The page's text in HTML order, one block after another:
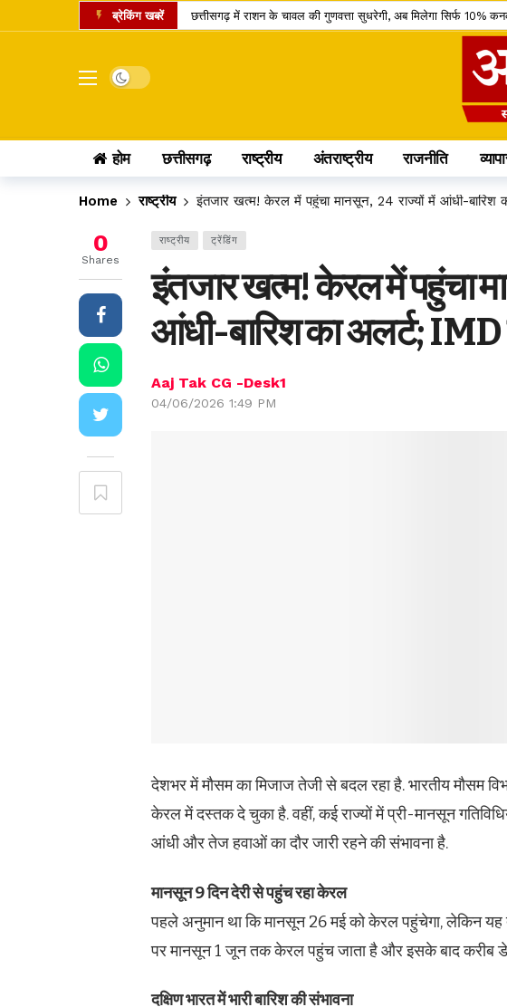
ब्रेकिंग खबरें छत्तीसगढ़ में राशन के चावल की गुणवत्ता सुधरेगी, अब मिलेगा सिर्फ 10%
रायपुर समेत कई जिलों में तेज बारिश की संभावना, IMD ने जारी किया
डोंगरगढ़ BJP मंडल इकाई भंग, 5 कार्यकर्ता निष्कासित; अनुशासन पर बोले
केंद्र का बड़ा फैसला, CNG और PNG में बायोगैस ब्लेंडिंग को कैबिनेट की
UPI पेमेंट पर लगेगा चार्ज? लोकसभा में पास विधेयक के प्रमुख प्रावधान
अतीक अहमद का एक और चिराग बुझा, छोटे बेटे की मौत के बाद खत्म होने
Dark mode
होम छत्तीसगढ़ राष्ट्रीय अंतराष्ट्रीय राजनीति
Home राष्ट्रीय इंतजार खत्म! केरल में पहुंचा मानसून, 24 राज्यों में आंधी-बारिश
राष्ट्रीय ट्रेंडिंग
इंतजार खत्म! केरल में पहुंचा
आंधी-बारिश का अलर्ट; IMD
Aaj Tak CG -Desk1
04/06/2026 1:49 PM
0
Shares
देशभर में मौसम का मिजाज तेजी से बदल रहा है. भारतीय मौसम
केरल में दस्तक दे चुका है. वहीं, कई राज्यों में प्री-मानसून
आंधी और तेज हवाओं का दौर जारी रहने की संभावना है.
मानसून 9 दिन देरी से पहुंच रहा केरल
पहले अनुमान था कि मानसून 26 मई को केरल पहुंचेगा, लेकिन
पर मानसून 1 जून तक केरल पहुंच जाता है और इसके बाद करीब
दक्षिण भारत में भारी बारिश की संभावना